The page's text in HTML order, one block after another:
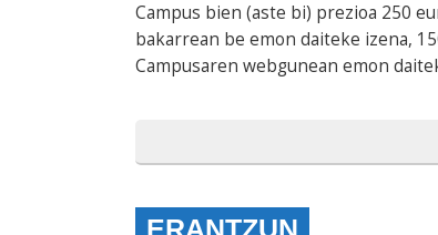
Campus bien (aste bi) prezioa 250
bakarrean be emon daiteke izena,
Campusaren webgunean emon